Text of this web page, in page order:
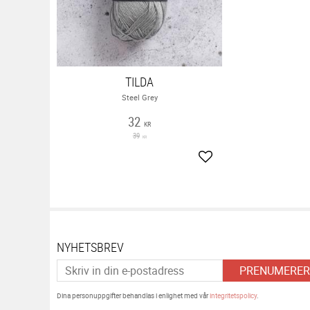
TILDA
Steel Grey
32 KR
39 KR
Lägg till i favoriter
NYHETSBREV
Dina personuppgifter behandlas i enlighet med vårintegritetspolicy.